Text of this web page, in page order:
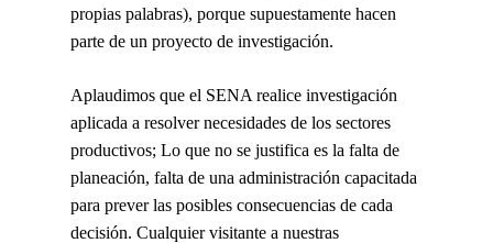
propias palabras), porque supuestamente hacen
parte de un proyecto de investigación.
Aplaudimos que el SENA realice investigación
aplicada a resolver necesidades de los sectores
productivos; Lo que no se justifica es la falta de
planeación, falta de una administración capacitada
para prever las posibles consecuencias de cada
decisión. Cualquier visitante a nuestras